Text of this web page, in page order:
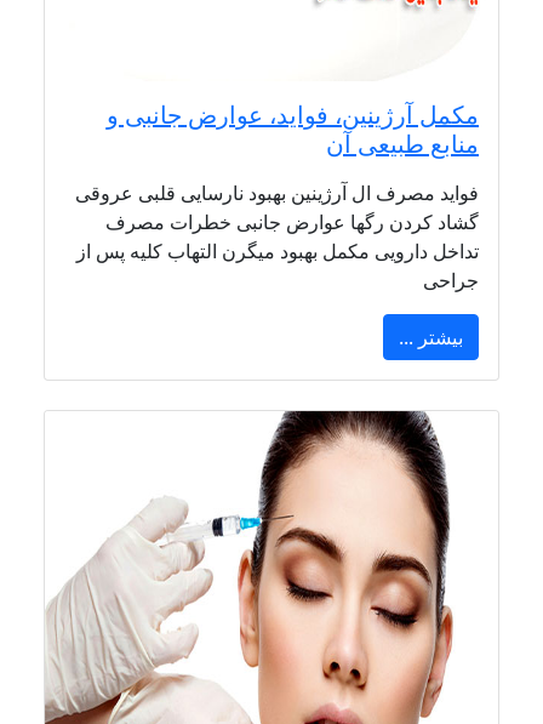
مکمل آرژینین، فواید، عوارض جانبی و
منابع طبیعی آن
فواید مصرف ال آرژینین بهبود نارسایی قلبی عروقی
گشاد کردن رگها عوارض جانبی خطرات مصرف
تداخل دارویی مکمل بهبود میگرن التهاب کلیه پس از
جراحی
بیشتر ...